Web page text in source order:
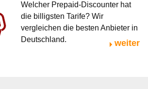
Welcher Prepaid-Discounter hat
die billigsten Tarife? Wir
vergleichen die besten Anbieter in
Deutschland.
weiter